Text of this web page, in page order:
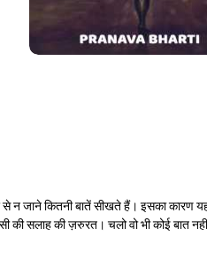
न जाने कितनी बातें सीखते हैं। इसका कारण
की सलाह की ज़रुरत। चलो वो भी कोई बात